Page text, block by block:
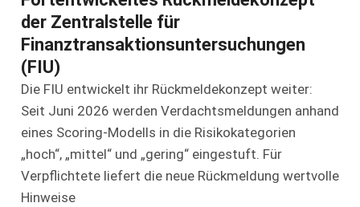
der Zentralstelle für
Finanztransaktionsuntersuchungen
(FIU)
Die FIU entwickelt ihr Rückmeldekonzept weiter:
Seit Juni 2026 werden Verdachtsmeldungen anhand
eines Scoring-Modells in die Risikokategorien
„hoch“, „mittel“ und „gering“ eingestuft. Für
Verpflichtete liefert die neue Rückmeldung wertvolle
Hinweise